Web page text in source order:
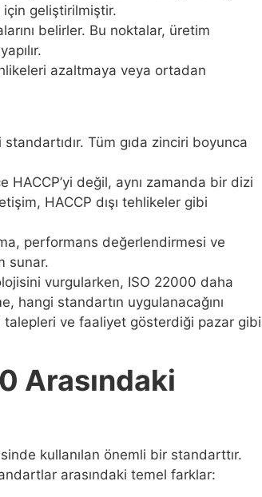
geliştirilmiştir.
belirler. Bu noktalar, üretim
azaltmaya veya ortadan
Tüm gıda zinciri boyunca
değil, aynı zamanda bir dizi
HACCP dışı tehlikeler gibi
performans değerlendirmesi ve
sunar.
vurgularken, ISO 22000 daha
hangi standartın uygulanacağını
talepleri ve faaliyet gösterdiği pazar gibi
Arasındaki
kullanılan önemli bir standarttır.
arasındaki temel farklar: